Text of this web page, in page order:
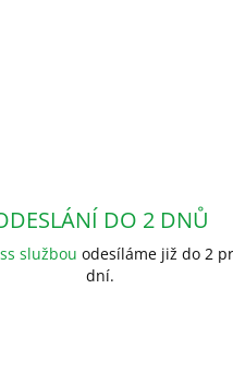
DO 2 DNŮ
službou odesíláme již do 2
dní.